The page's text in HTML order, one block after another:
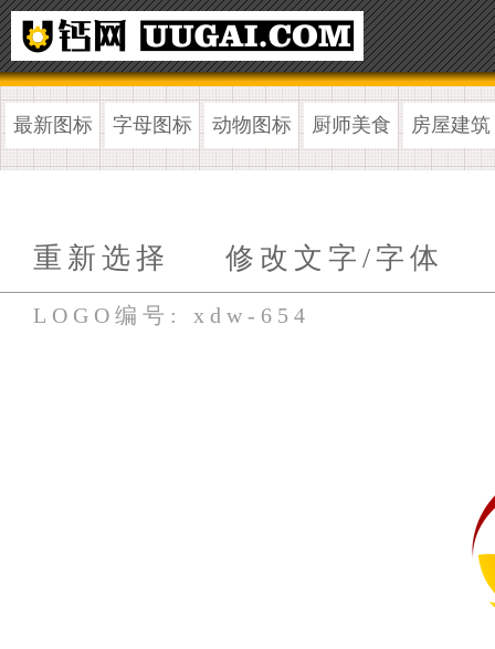
最新图标 字母图标 动物图标 厨师美食 房屋建筑
重新选择 修改文字/字体
LOGO编号: xdw-654